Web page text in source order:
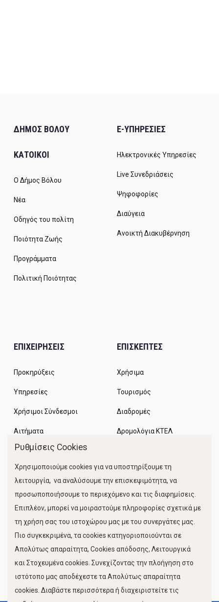
ΔΗΜΟΣ ΒΟΛΟΥ
ΚΑΤΟΙΚΟΙ
Ο Δήμος Βόλου
Νέα
Οδηγός του πολίτη
Ποιότητα Ζωής
Προγράμματα
Πολιτική Ποιότητας
E-ΥΠΗΡΕΣΙΕΣ
Ηλεκτρονικές Υπηρεσίες
Live Συνεδριάσεις
Ψηφοφορίες
Διαύγεια
Ανοικτή Διακυβέρνηση
ΕΠΙΧΕΙΡΗΣΕΙΣ
Προκηρύξεις
Υπηρεσίες
Χρήσιμοι Σύνδεσμοι
Αιτήματα
ΕΠΙΣΚΕΠΤΕΣ
Χρήσιμα
Τουρισμός
Διαδρομές
Δρομολόγια ΚΤΕΛ
Κίνηση Λιμένος
FOLLOW US
Ρυθμίσεις Cookies
Χρησιμοποιούμε cookies για να υποστηρίξουμε τη
λειτουργία, να αναλύσουμε την επισκεψιμότητα, να
προσωποποιήσουμε το περιεχόμενο και τις διαφημίσεις.
Επιπλέον, μπορεί να μοιραστούμε πληροφορίες σχετικά με
τη χρήση σας του ιστοχώρου μας με του συνεργάτες μας.
Πιο συγκεκριμένα, τα cookies κατηγοριοποιούνται σε
Απολύτως απαραίτητα, Cookies απόδοσης, Λειτουργικά
και Στοχευμένα cookies. Συνεχίζοντας την πλοήγηση στο
ιστότοπο μας αποδέχεστε τα Απολύτως απαραίτητα
cookies. Διαβάστε περισσότερα ή διαχειριστείτε τις